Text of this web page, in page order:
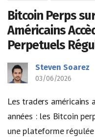
Bitcoin Perps
Américains
Perpetuels
Steven Soarez
03/06/2026
Les traders américains
années : les Bitcoin
une plateforme